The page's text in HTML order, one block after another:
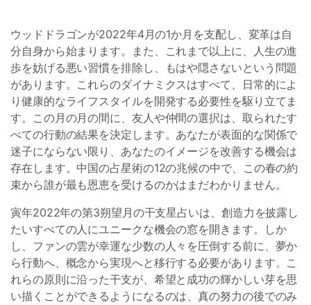
ウッドドラゴンが2022年4月の1か月を支配し、変革は自
分自身から始まります。また、これまで以上に、人生の進
歩を妨げる悪い習慣を排除し、もはや隠さないという問題
があります。これらのダイナミクスはすべて、日常的によ
り健康的なライフスタイルを開発する必要性を駆り立てま
す。この月の月の間に、友人や仲間の選択は、取られたす
べての行動の結果を決定します。あなたが表面的な関係で
迷子にならない限り、あなたのイメージを改善する機会は
存在します。中国の占星術の12の兆候の中で、この春の約
束から誰が最も恩恵を受けるのかはまだわかりません。
寅年2022年の第3朔望月の干支星占いは、創造力を披露し
たいすべての人にユニークな機会の窓を開きます。しか
し、ファンの雲が幸運な少数の人々を圧倒する前に、夢か
ら行動へ、概念から実現へと移行する必要があります。こ
れらの原則に沿った干支が、希望と成功の輝かしい芽を思
い描くことができるようになるのは、真の努力の後でのみ